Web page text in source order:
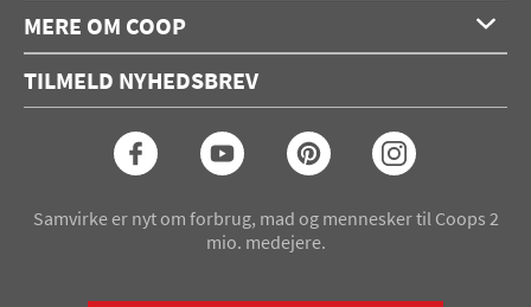
Forside
Opskrifter
Konkurrencer
MERE OM COOP
Annoncering
Coop medlem
TILMELD NYHEDSBREV
Samvirke er nyt om forbrug, mad og mennesker til Coops 2
mio. medejere.